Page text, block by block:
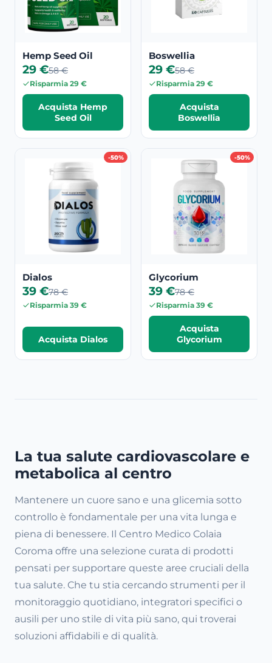
Hemp Seed Oil
29 €58 €
Risparmia 29 €
Acquista Hemp
Seed Oil
Boswellia
29 €58 €
Risparmia 29 €
Acquista
Boswellia
-50%
Dialos
39 €78 €
Risparmia 39 €
Acquista Dialos
-50%
Glycorium
39 €78 €
Risparmia 39 €
Acquista
Glycorium
La tua salute cardiovascolare e
metabolica al centro
Mantenere un cuore sano e una glicemia sotto
controllo è fondamentale per una vita lunga e
piena di benessere. Il Centro Medico Colaia
Coroma offre una selezione curata di prodotti
pensati per supportare queste aree cruciali della
tua salute. Che tu stia cercando strumenti per il
monitoraggio quotidiano, integratori specifici o
ausili per uno stile di vita più sano, qui troverai
soluzioni affidabili e di qualità.